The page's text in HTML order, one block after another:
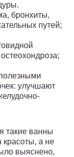
бронхиты,
путей;
улучшают
такие ванны
красоты, а не
выяснено,